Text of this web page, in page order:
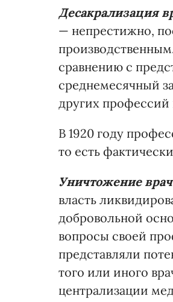
Десакрализация
— непрестижно,
сравнению с
среднемесячный
других профессий
В 1920 году
то есть
Уничтожение
власть
добровольной
вопросы своей
представляли
того или иного
централизации